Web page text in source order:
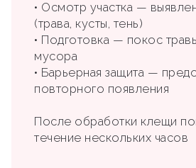
• Осмотр участка —
(трава, кусты, тень)
• Подготовка — покос
мусора
• Барьерная защита —
повторного появления
После обработки клещи
течение нескольких часов